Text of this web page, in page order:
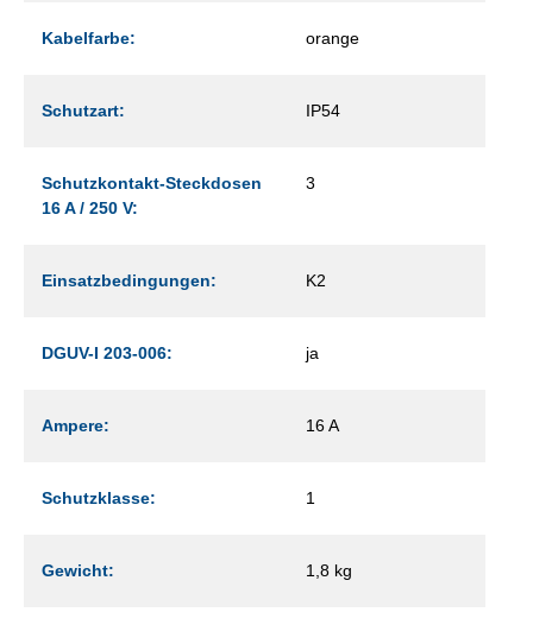
Kabelfarbe: orange
Schutzart: IP54
Schutzkontakt-Steckdosen
16 A / 250 V:
3
Einsatzbedingungen: K2
DGUV-I 203-006: ja
Ampere: 16 A
Schutzklasse: 1
Gewicht: 1,8 kg